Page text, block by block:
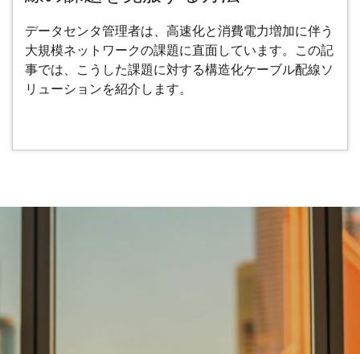
データセンタ管理者は、高速化と消費電力増加に伴う
大規模ネットワークの課題に直面しています。この記
事では、こうした課題に対する構造化ケーブル配線ソ
リューションを紹介します。